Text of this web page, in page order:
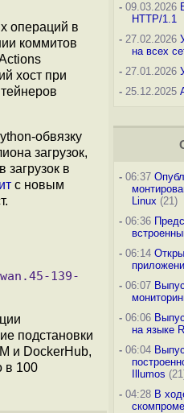
операций в
коммитов
хост при
обвязку
загрузок,
загрузок в
с новым
подстановки
и DockerHub,
в 100
-09.03.2026
HTTP/1.1
-27.02.2026
на всех
-27.01.2026
-25.12.2025
-06:37
Linux (21)
-06:36
-06:14
-06:07
-06:06
на языке
-06:04
Illumos
-04:28 В